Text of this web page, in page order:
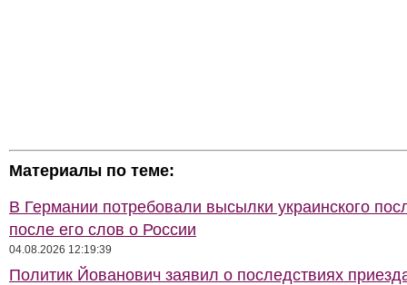
Материалы по теме:
В Германии потребовали высылки украинского
после его слов о России
04.08.2026 12:19:39
Политик Йованович заявил о последствиях